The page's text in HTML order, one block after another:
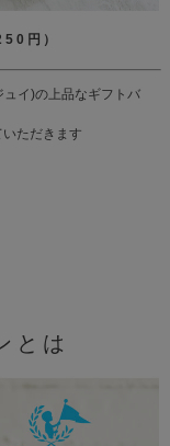
円）
イ)の上品なギフトバ
ただきます
とは